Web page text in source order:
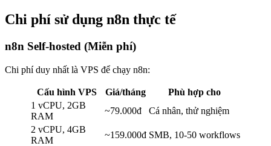
Chi phí sử dụng n8n thực tế
n8n Self-hosted (Miễn phí)
Chi phí duy nhất là VPS để chạy n8n:
Cấu hình VPS Giá/tháng
Phù hợp cho
1 vCPU, 2GB
RAM
~79.000đ
Cá nhân, thử nghiệm
2 vCPU, 4GB
RAM
~159.000đ SMB, 10-50 workflows